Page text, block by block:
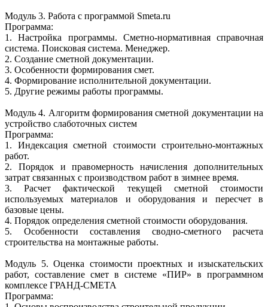
Модуль 3. Работа с программой Smeta.ru
Программа:
1. Настройка программы. Сметно-нормативная справочная
система. Поисковая система. Менеджер.
2. Создание сметной документации.
3. Особенности формирования смет.
4. Формирование исполнительной документации.
5. Другие режимы работы программы.
Модуль 4. Алгоритм формирования сметной документации на
устройство слаботочных систем
Программа:
1. Индексация сметной стоимости строительно-монтажных
работ.
2. Порядок и правомерность начисления дополнительных
затрат связанных с производством работ в зимнее время.
3. Расчет фактической текущей сметной стоимости
используемых материалов и оборудования и пересчет в
базовые цены.
4. Порядок определения сметной стоимости оборудования.
5. Особенности составления сводно-сметного расчета
строительства на монтажные работы.
Модуль 5. Оценка стоимости проектных и изыскательских
работ, составление смет в системе «ПИР» в программном
комплексе ГРАНД-СМЕТА
Программа: